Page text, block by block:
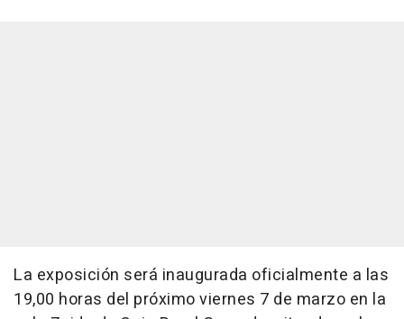
La exposición será inaugurada oficialmente a las
19,00 horas del próximo viernes 7 de marzo en la